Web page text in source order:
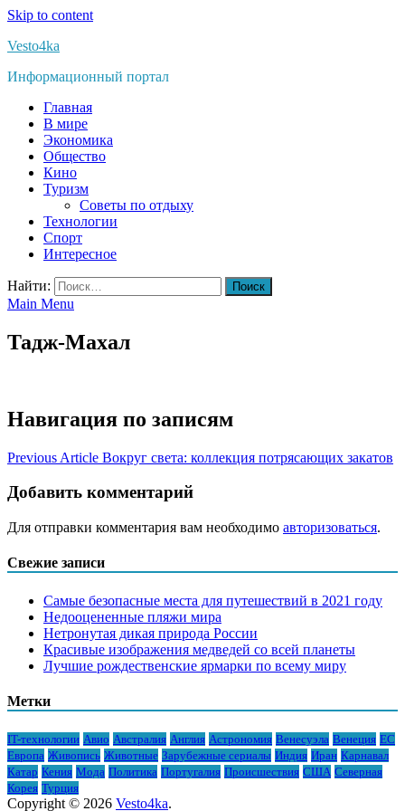
Skip to content
Vesto4ka
Информационный портал
Главная
В мире
Экономика
Общество
Кино
Туризм
Советы по отдыху
Технологии
Спорт
Интересное
Найти:
Main Menu
Тадж-Махал
Навигация по записям
Previous Article Вокруг света: коллекция потрясающих закатов
Добавить комментарий
Для отправки комментария вам необходимо авторизоваться.
Свежие записи
Самые безопасные места для путешествий в 2021 году
Недооцененные пляжи мира
Нетронутая дикая природа России
Красивые изображения медведей со всей планеты
Лучшие рождественские ярмарки по всему миру
Метки
IT-технологии Авио Австралия Англия Астрономия Венесуэла Венеция ЕС
Европа Живопись Животные Зарубежные сериалы Индия Иран Карнавал
Катар Кения Мода Политика Португалия Происшествия США Северная
Корея Турция
Copyright © 2026 Vesto4ka.